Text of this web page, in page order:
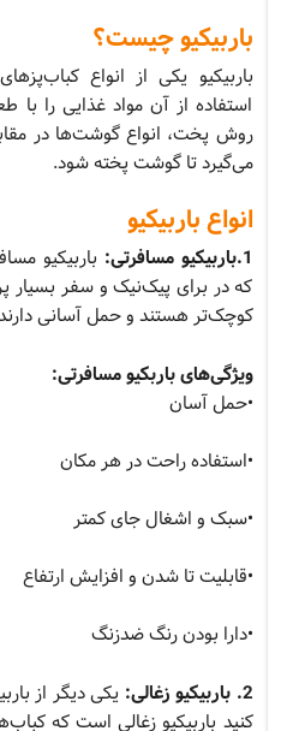
باربیکیو چیست؟
باربیکیو یکی از انواع
استفاده از آن مواد غذایی را با
روش پخت، انواع گوشت‌ها در
می‌گیرد تا گوشت پخته شود.
انواع باربیکیو
باربیکیو
که در برای پیک‌نیک و سفر بسیار
کوچک‌تر هستند و حمل آسانی دارند.
ویژگی‌های باربکیو مسافرتی:
•حمل آسان
•استفاده راحت در هر مکان
•سبک و اشغال جای کمتر
•قابلیت تا شدن و افزایش ارتفاع
•دارا بودن رنگ ضدزنگ
یکی دیگر از
کنید باربیکیو زغالی است که